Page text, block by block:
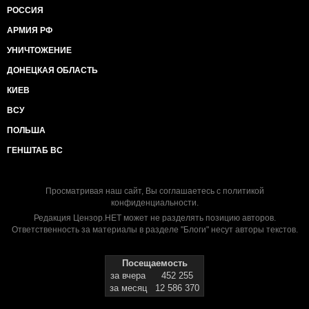
А назовите хоть одну страну, которой помог СССР
или современная
Россия? После себя они оставляют выжженную
землю и нищую казну,
коррупцию и олигархические кланы. Это всё, на что
любом его виде.
Я не против России, я против путинской России,
РОССИЯ
АРМИЯ РФ
УНИЧТОЖЕНИЕ
ДОНЕЦКАЯ ОБЛАСТЬ
КИЕВ
ВСУ
ПОЛЬША
ГЕНШТАБ ВС
Просматривая наш сайт, Вы соглашаетесь с политикой
конфиденциальности.
Редакция Цензор.НЕТ может не разделять позицию авторов.
Ответственность за материалы в разделе "Блоги" несут авторы текстов.
Посещаемость
за вчера
452 255
за месяц
12 586 370